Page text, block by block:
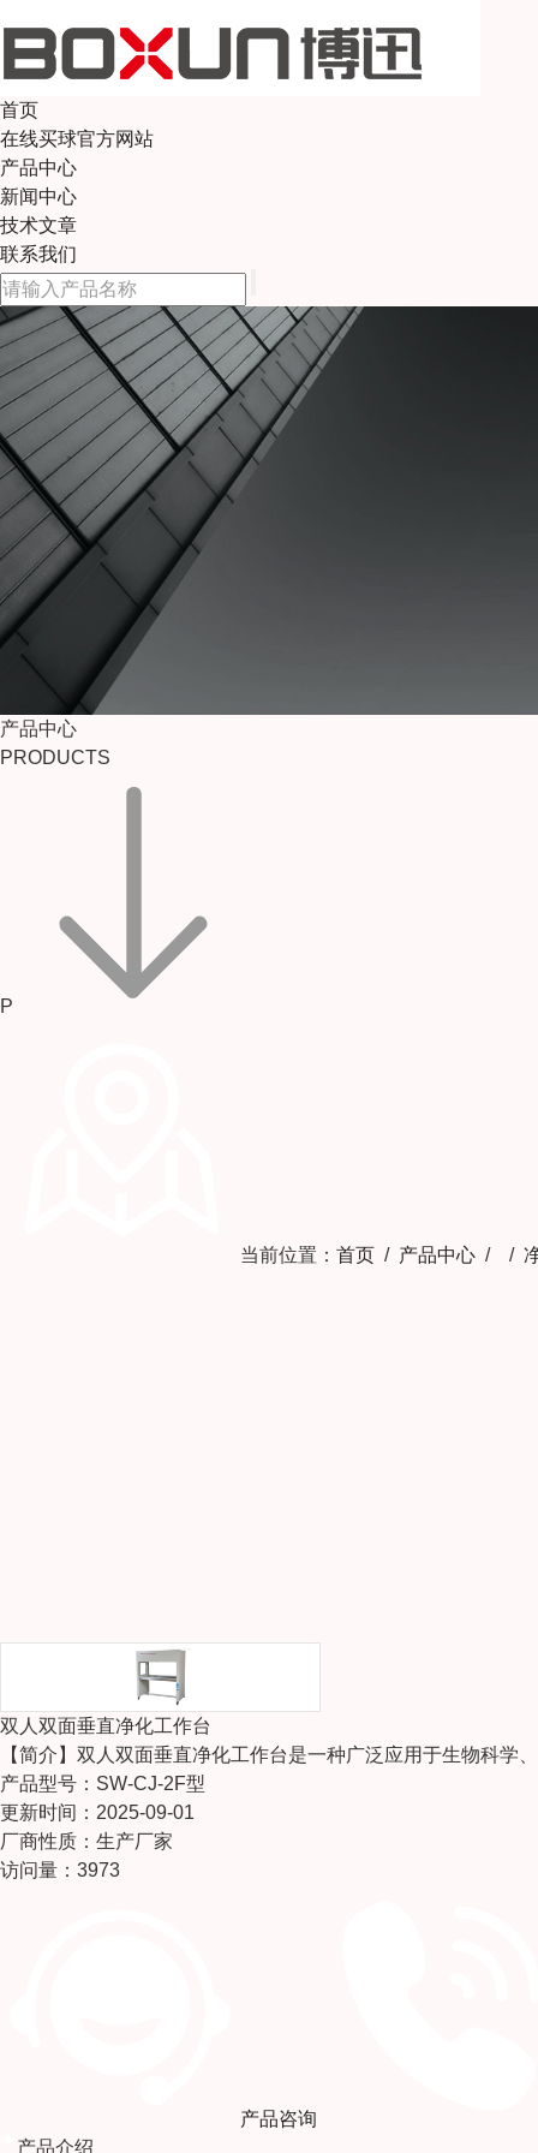
首页
在线买球官方网站
产品中心
新闻中心
技术文章
联系我们
产品中心
PRODUCTS
P
当前位置： 首页 / 产品中心 / /
双人双面垂直净化工作台
【简介】 双人双面垂直净化工作台是一种广泛应用于生物科学
产品型号：SW-CJ-2F型
更新时间：2025-09-01
厂商性质：生产厂家
访问量：3973
产品咨询
产品介绍